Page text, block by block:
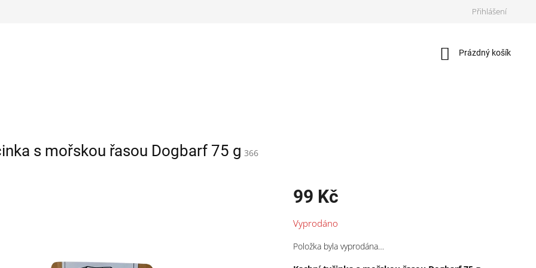
Přihlášení
Nákupní
Prázdný košík
s mořskou řasou Dogbarf 75 g 366
99 Kč
cena:
Vyprodáno
Položka byla vyprodána…